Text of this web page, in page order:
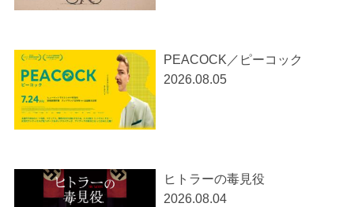
PEACOCK／ピーコック
2026.08.05
ヒトラーの毒見役
2026.08.04